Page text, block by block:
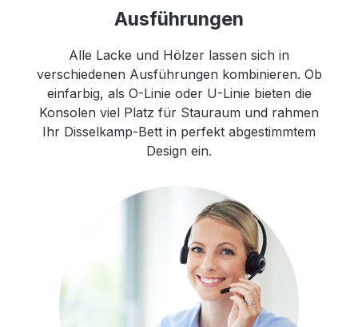
Ausführungen
Alle Lacke und Hölzer lassen sich in
verschiedenen Ausführungen kombinieren. Ob
einfarbig, als O-Linie oder U-Linie bieten die
Konsolen viel Platz für Stauraum und rahmen
Ihr Disselkamp-Bett in perfekt abgestimmtem
Design ein.